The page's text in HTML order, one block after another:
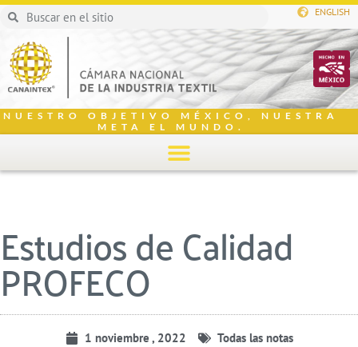
ENGLISH
NUESTRO OBJETIVO MÉXICO, NUESTRA
META EL MUNDO.
Estudios de Calidad
PROFECO
1 noviembre , 2022 Todas las notas